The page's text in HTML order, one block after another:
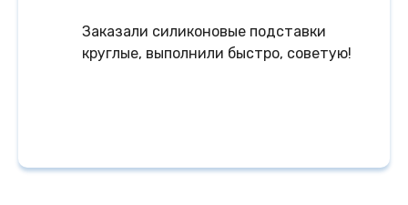
Заказали силиконовые подставки
круглые, выполнили быстро, советую!